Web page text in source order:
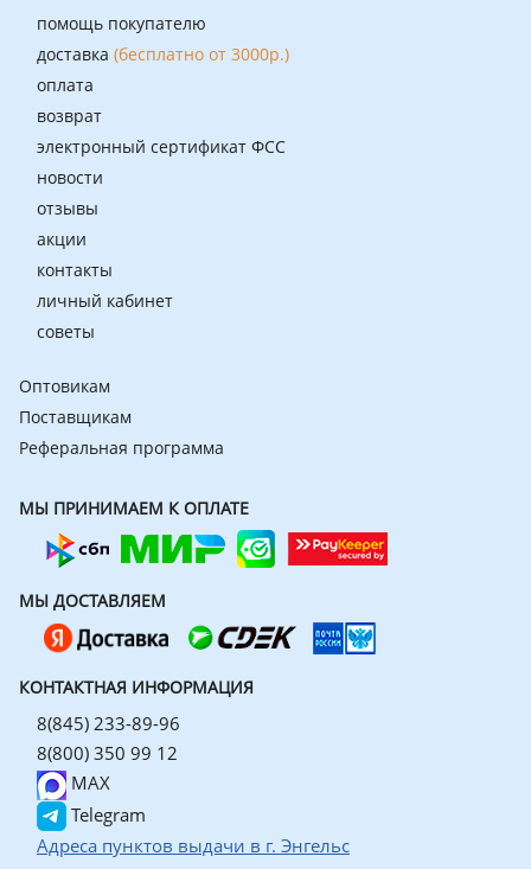
помощь покупателю
доставка (бесплатно от 3000р.)
оплата
возврат
электронный сертификат ФСС
новости
отзывы
акции
контакты
личный кабинет
советы
Оптовикам
Поставщикам
Реферальная программа
МЫ ПРИНИМАЕМ К ОПЛАТЕ
МЫ ДОСТАВЛЯЕМ
КОНТАКТНАЯ ИНФОРМАЦИЯ
8(845) 233-89-96
8(800) 350 99 12
MAX
Telegram
Адреса пунктов выдачи в г. Энгельс